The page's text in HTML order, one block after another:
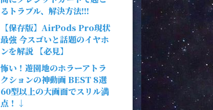
るトラブル、解決方法!!!
【保存版】AirPods Pro現状
最強 今スゴいと話題のイヤホ
ンを解説 【必見】
怖い！遊園地のホラーアトラ
クションの神動画 BEST 8選
60型以上の大画面でスリル満
点！↓